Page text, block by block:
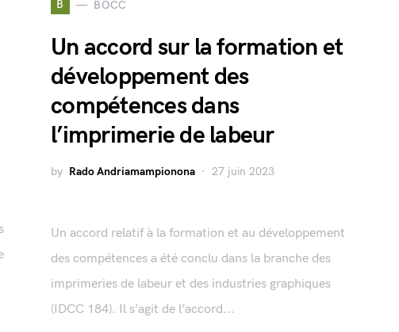
B BOCC
Un accord sur la formation et
développement des
compétences dans
l’imprimerie de labeur
by Rado Andriamampionona 27 juin 2023
Un accord relatif à la formation et au développement
des compétences a été conclu dans la branche des
imprimeries de labeur et des industries graphiques
(IDCC 184). Il s’agit de l’accord...